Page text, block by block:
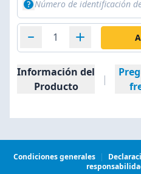
Información del
Producto
|
Condiciones generales |